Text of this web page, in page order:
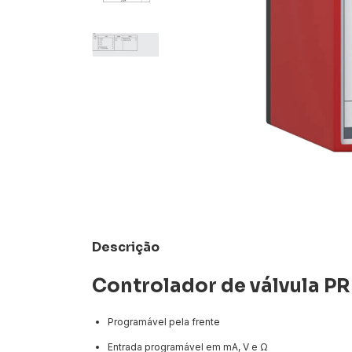
Descrição
Controlador de válvula
Programável pela frente
Entrada programável em mA, V e Ω